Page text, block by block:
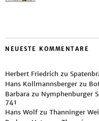
NEUESTE KOMMENTARE
Herbert Friedrich zu
Hans Kollmannsberger zu
Barbara zu Nymphenburger
741
Hans Wolf zu Thanninger